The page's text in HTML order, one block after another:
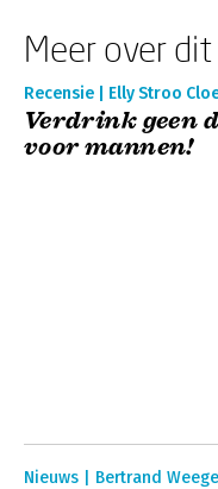
Meer over
Recensie | Elly Stroo
Verdrink geen
voor mannen!
Nieuws | Bertrand